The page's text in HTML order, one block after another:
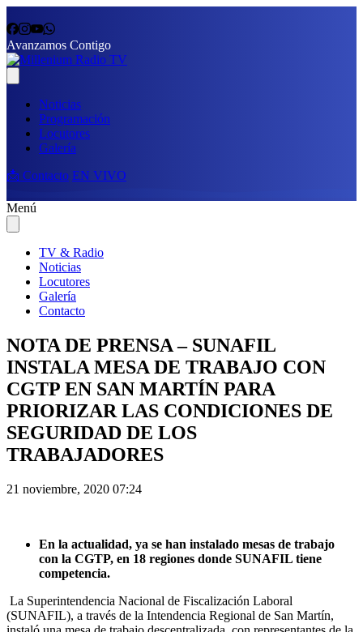
Avanzamos Contigo
Noticias
Programación
Locutores
Galería
📩 Contacto EN VIVO
Menú
TV & Radio
Noticias
Locutores
Galería
Contacto
NOTA DE PRENSA – SUNAFIL
INSTALA MESA DE TRABAJO CON
CGTP EN SAN MARTÍN PARA
PRIORIZAR LAS CONDICIONES DE
SEGURIDAD DE LOS
TRABAJADORES
21 noviembre, 2020 07:24
En la actualidad, ya se han instalado mesas de trabajo
con la CGTP, en 18 regiones donde SUNAFIL tiene
competencia.
La Superintendencia Nacional de Fiscalización Laboral
(SUNAFIL), a través de la Intendencia Regional de San Martín,